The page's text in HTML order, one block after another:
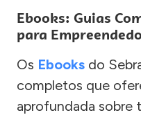
Ebooks: Guias
para
Os Ebooks do
completos que
aprofundada sobre